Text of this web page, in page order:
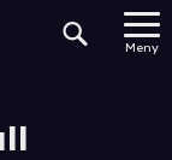
Meny